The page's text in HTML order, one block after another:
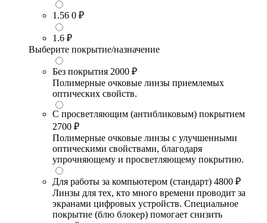
1.56 0 ₽
1.6 ₽
Выберите покрытие/назначение
Без покрытия 2000 ₽
Полимерные очковые линзы приемлемых
оптических свойств.
С просветляющим (антибликовым) покрытием
2700 ₽
Полимерные очковые линзы с улучшенными
оптическими свойствами, благодаря
упрочняющему и просветляющему покрытию.
Для работы за компьютером (стандарт) 4800 ₽
Линзы для тех, кто много времени проводит за
экранами цифровых устройств. Специальное
покрытие (блю блокер) помогает снизить